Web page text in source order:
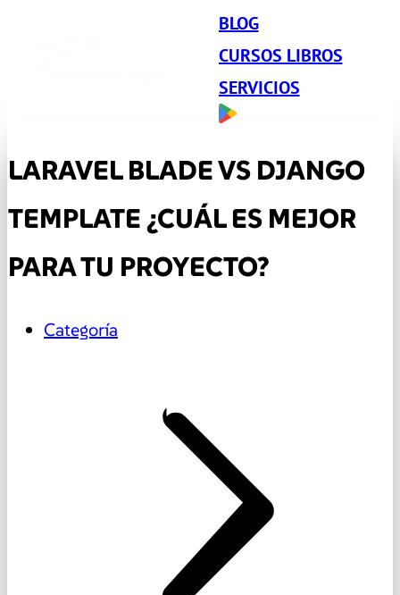
BLOG
CURSOS LIBROS
SERVICIOS
LARAVEL BLADE VS DJANGO
TEMPLATE ¿CUÁL ES MEJOR
PARA TU PROYECTO?
Categoría